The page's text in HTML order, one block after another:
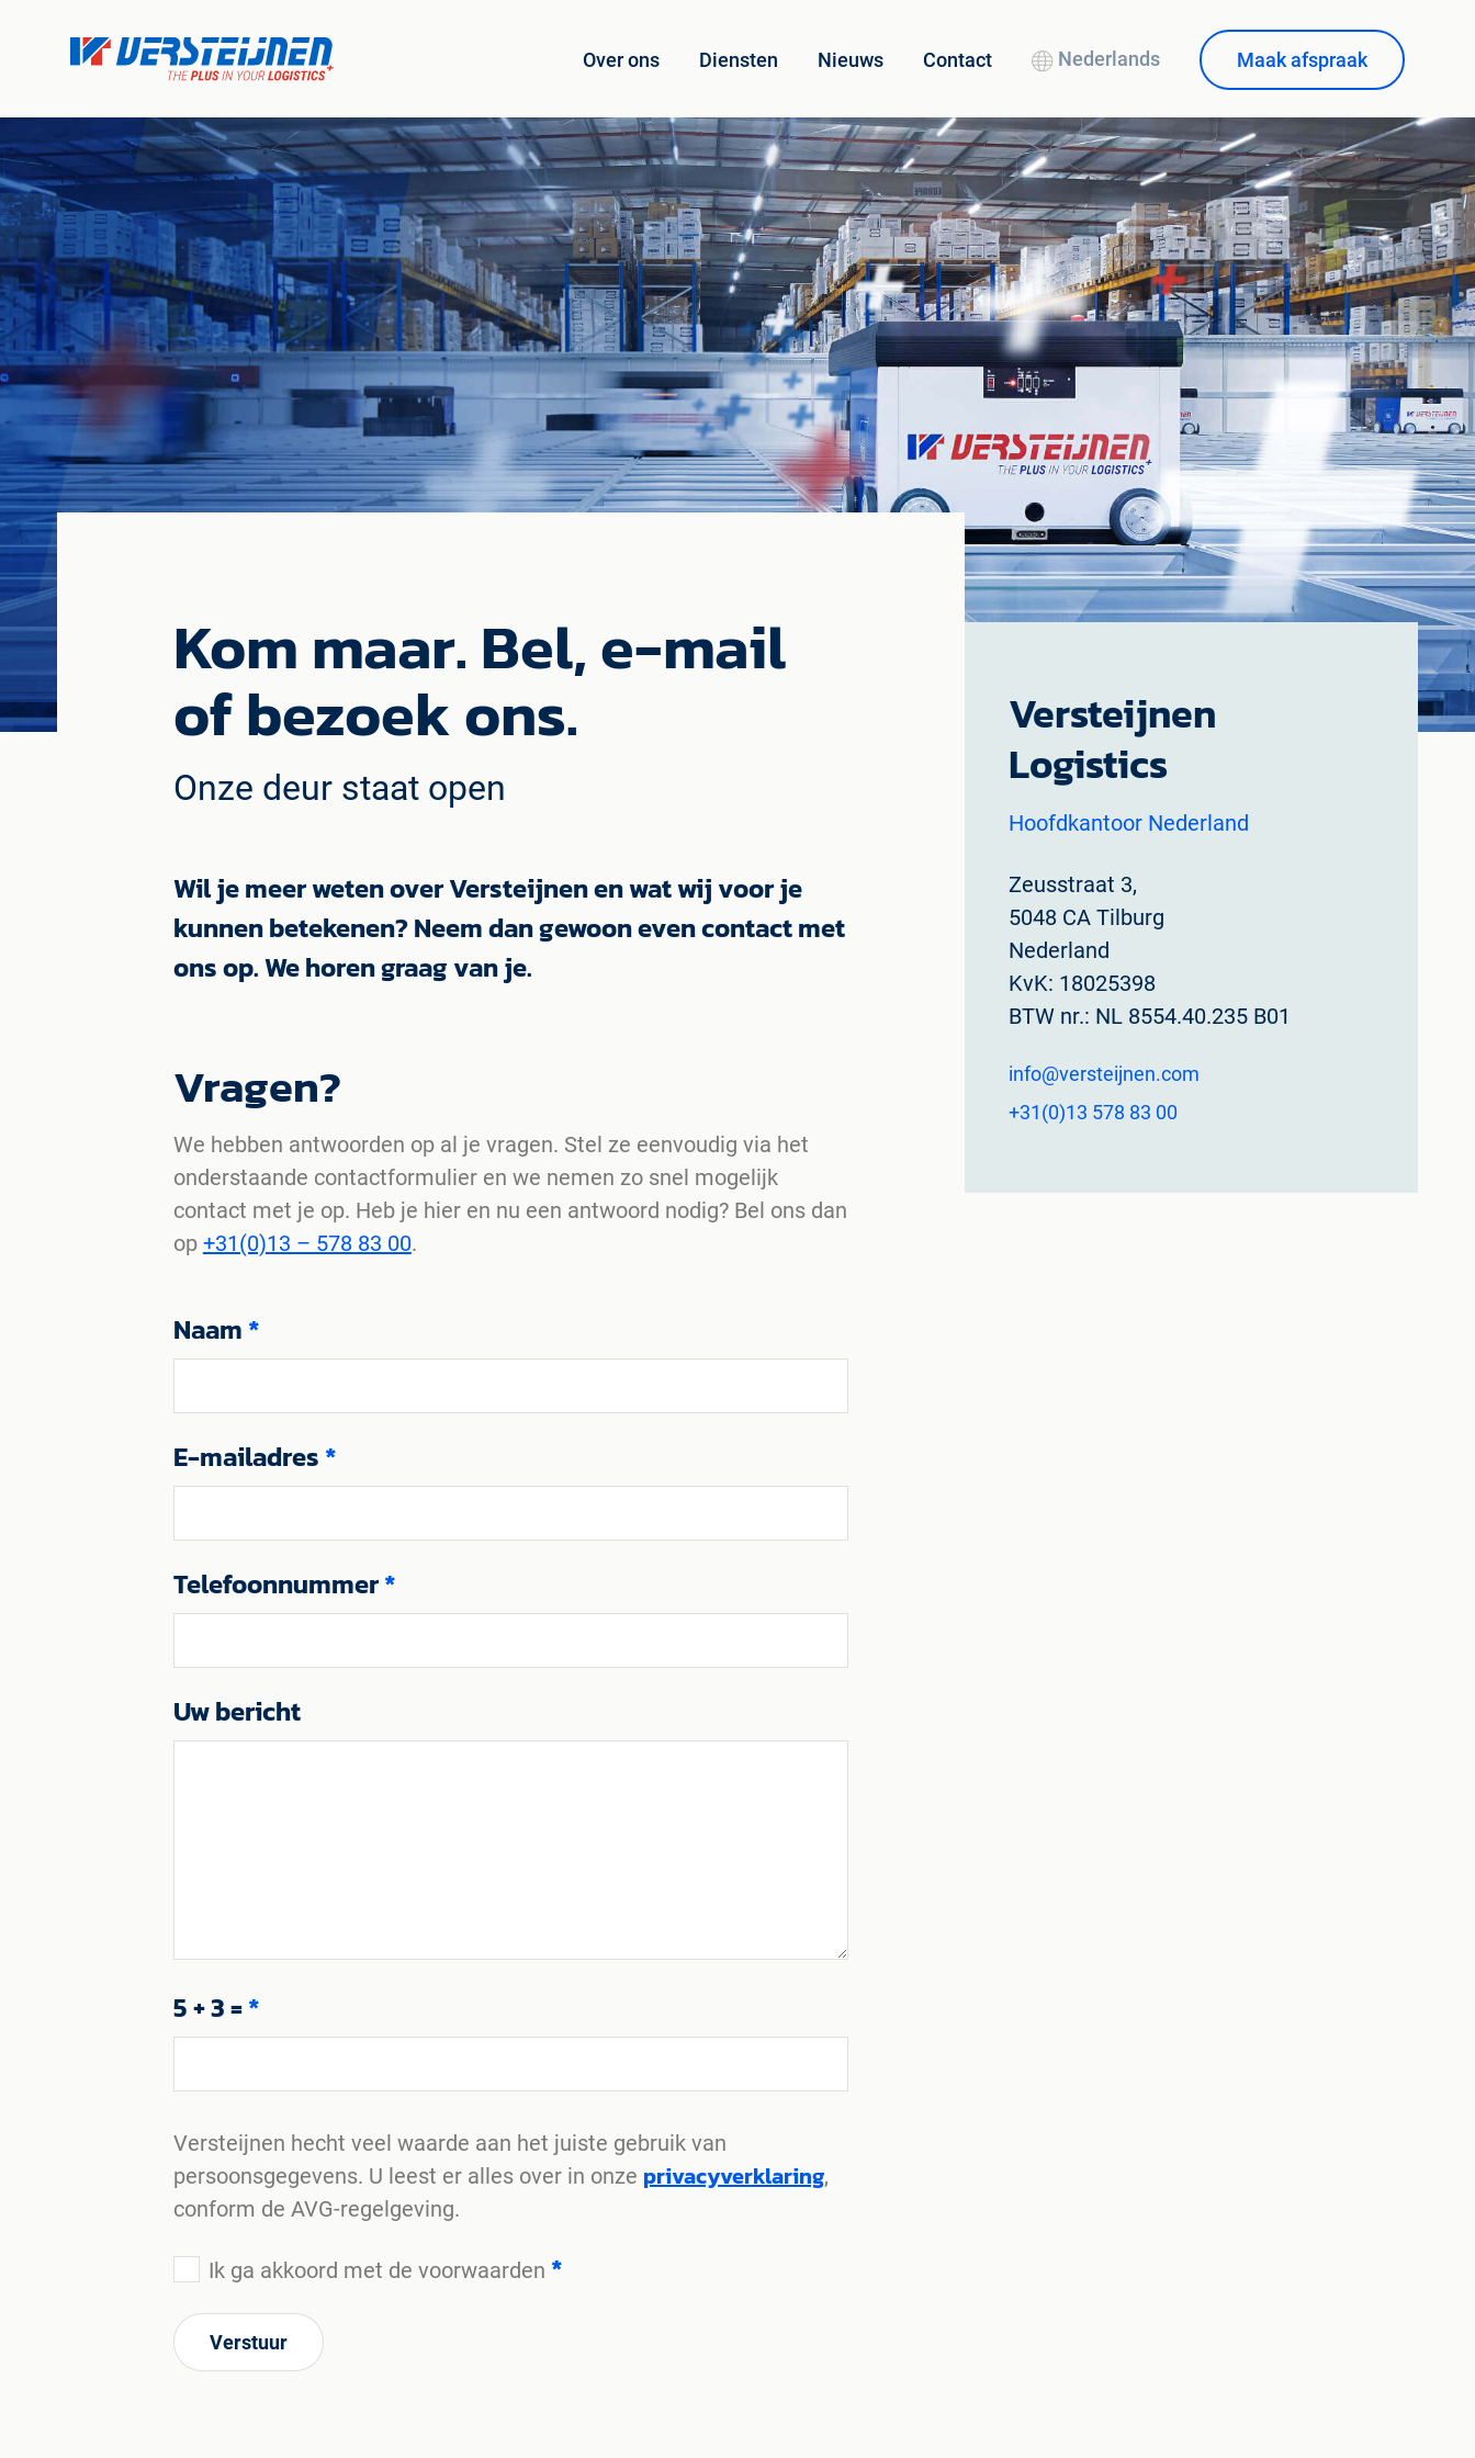
Over ons Diensten Nieuws Contact Nederlands Maak afspraak
Kom maar. Bel, e-mail
of bezoek ons.
Onze deur staat open
Wil je meer weten over Versteijnen en wat wij voor je
kunnen betekenen? Neem dan gewoon even contact met
ons op. We horen graag van je.
Vragen?
We hebben antwoorden op al je vragen. Stel ze eenvoudig via het
onderstaande contactformulier en we nemen zo snel mogelijk
contact met je op. Heb je hier en nu een antwoord nodig? Bel ons dan
op +31(0)13 – 578 83 00.
Naam *
E-mailadres *
Telefoonnummer*
Uw bericht
5 + 3 =*
Versteijnen hecht veel waarde aan het juiste gebruik van
persoonsgegevens. U leest er alles over in onze privacyverklaring,
conform de AVG-regelgeving.
Ik ga akkoord met de voorwaarden *
Versteijnen
Logistics
Hoofdkantoor Nederland
Zeusstraat 3,
5048 CA Tilburg
Nederland
KvK: 18025398
BTW nr.: NL 8554.40.235 B01
info@versteijnen.com
+31(0)13 578 83 00